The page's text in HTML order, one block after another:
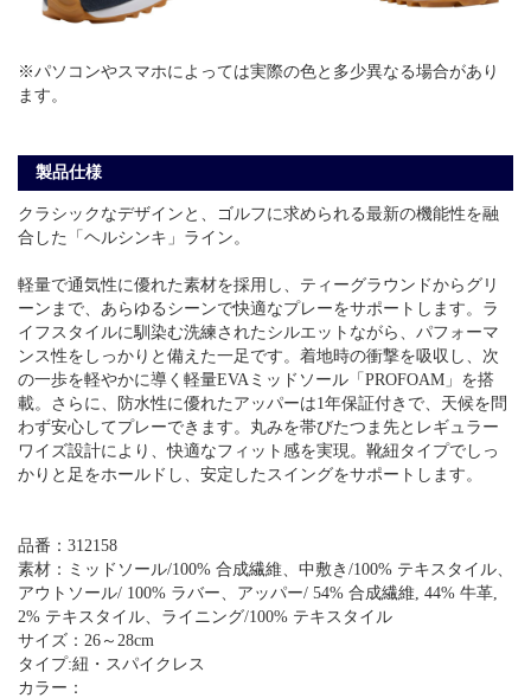
※パソコンやスマホによっては実際の色と多少異なる場合があり
ます。
製品仕様
クラシックなデザインと、ゴルフに求められる最新の機能性を融
合した「ヘルシンキ」ライン。
軽量で通気性に優れた素材を採用し、ティーグラウンドからグリ
ーンまで、あらゆるシーンで快適なプレーをサポートします。ラ
イフスタイルに馴染む洗練されたシルエットながら、パフォーマ
ンス性をしっかりと備えた一足です。着地時の衝撃を吸収し、次
の一歩を軽やかに導く軽量EVAミッドソール「PROFOAM」を搭
載。さらに、防水性に優れたアッパーは1年保証付きで、天候を問
わず安心してプレーできます。丸みを帯びたつま先とレギュラー
ワイズ設計により、快適なフィット感を実現。靴紐タイプでしっ
かりと足をホールドし、安定したスイングをサポートします。
品番：312158
素材：ミッドソール/100% 合成繊維、中敷き/100% テキスタイル、
アウトソール/ 100% ラバー、アッパー/ 54% 合成繊維, 44% 牛革,
2% テキスタイル、ライニング/100% テキスタイル
サイズ：26～28cm
タイプ:紐・スパイクレス
カラー：